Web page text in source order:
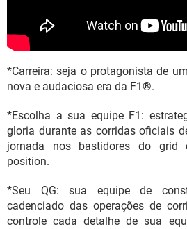
*Carreira: seja o protagonista de
nova e audaciosa era da F1®.
*Escolha a sua equipe F1:
gloria durante as corridas oficiais
jornada nos bastidores do grid
position.
*Seu QG: sua equipe de
cadenciado das operações de
controle cada detalhe de sua